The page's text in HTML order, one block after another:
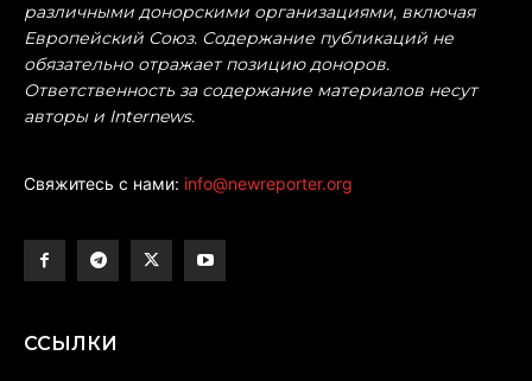
различными донорскими организациями, включая
Европейский Союз. Содержание публикаций не
обязательно отражает позицию доноров.
Ответственность за содержание материалов несут
авторы и Internews.
Свяжитесь с нами: info@newreporter.org
ССЫЛКИ